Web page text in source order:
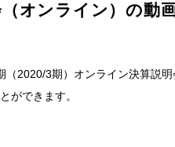
オンライン）の動
2020/3期）オンライン決算説明
ができます。